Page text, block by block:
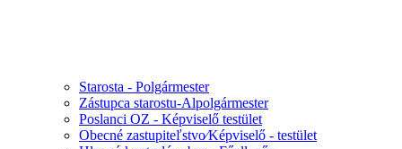
Starosta - Polgármester
Zástupca starostu-Alpolgármester
Poslanci OZ - Képviselő testület
Obecné zastupiteľstvo⁄Képviselő - testület